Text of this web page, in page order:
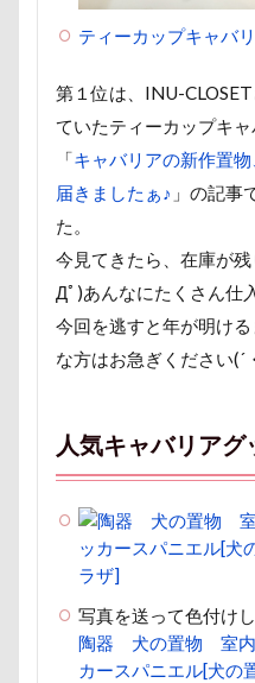
ティーカップキャバ
第１位は、INU-
ていたティーカップキャ
「キャバリアの新作置
届きましたぁ♪ 」の記事
た。
今見てきたら、在庫が
Дﾟ)あんなにたくさん仕
今回を逃すと年が明け
な方はお急ぎください
人気キャバリアグ
写真を送って色付け
陶器 犬の置物 室内
カースパニエル[犬
ヘンリーくん ヘソ
プレゼ
プレアデス星団
プ
プリンちゃん
プリ
ププくん
プイネち
マリンくん
マリー
レイクウッズガーデンひ
ルークくん
ルビー
ルビー
ルナちゃん
リース
リリィーち
リュウくん
リビン
レインドッグス
レ
ロマニくん
ワル顔
ワガママ
ロープ
ローズガー
ロンくん
ロッテち